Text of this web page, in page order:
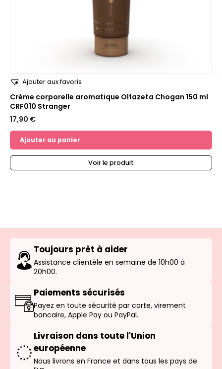
Ajouter aux favoris
Crème corporelle aromatique Olfazeta Chogan 150 ml
CRF010 Stranger
17,90 €
Ajouter au panier
Voir le produit
Toujours prêt à aider
Assistance clientèle en semaine de 10h00 à
20h00.
Paiements sécurisés
Payez en toute sécurité par carte, virement
bancaire, Apple Pay ou PayPal.
Livraison dans toute l'Union
européenne
Nous livrons en France et dans tous les pays de